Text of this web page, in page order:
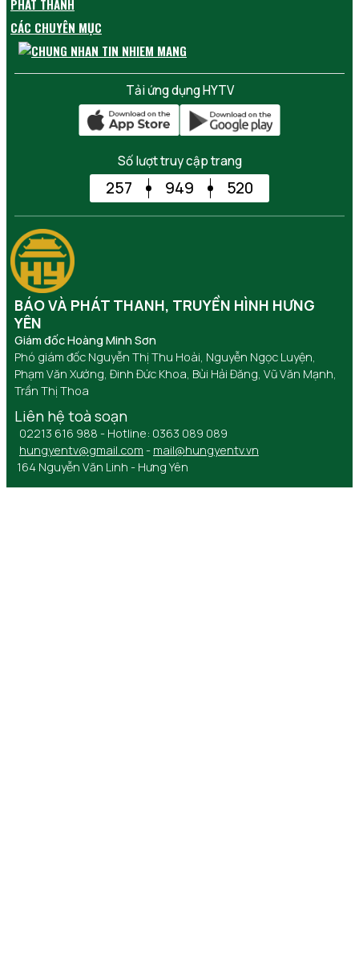
PHÁT THANH
CÁC CHUYÊN MỤC
Tải ứng dụng HYTV
Số lượt truy cập trang
257 949 520
BÁO VÀ PHÁT THANH, TRUYỀN HÌNH HƯNG
YÊN
Giám đốc Hoàng Minh Sơn
Phó giám đốc Nguyễn Thị Thu Hoài, Nguyễn Ngọc Luyện,
Phạm Văn Xướng, Đinh Đức Khoa, Bùi Hải Đăng, Vũ Văn Mạnh,
Trần Thị Thoa
Liên hệ toà soạn
02213 616 988 - Hotline: 0363 089 089
hungyentv@gmail.com - mail@hungyentv.vn
164 Nguyễn Văn Linh - Hưng Yên